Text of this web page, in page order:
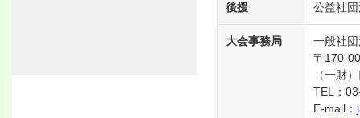
後援 公益社
大会事務局
一般社
〒170-
（一財
TEL：
E-mail：